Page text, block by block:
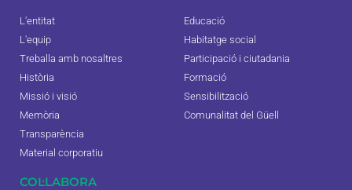
L'entitat
L'equip
Treballa amb nosaltres
Història
Missió i visió
Memòria
Transparència
Material corporatiu
Educació
Habitatge social
Participació i ciutadania
Formació
Sensibilització
Comunalitat del Güell
COL·LABORA